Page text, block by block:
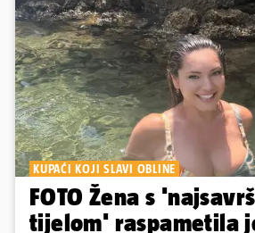
KUPAĆI KOJI SLAVI OBLINE
FOTO Žena s
tijelom' raspametila